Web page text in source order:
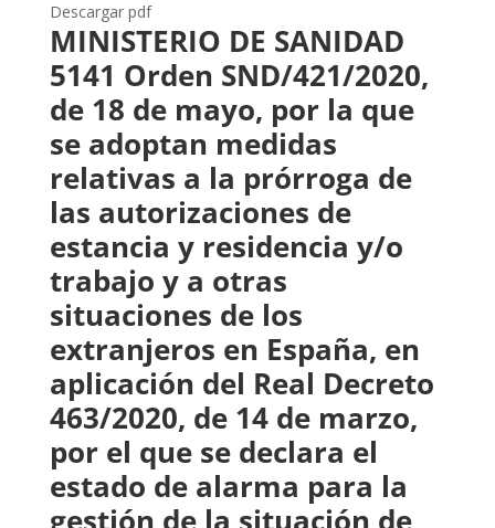
Descargar pdf
MINISTERIO DE SANIDAD
5141 Orden SND/421/2020,
de 18 de mayo, por la que
se adoptan medidas
relativas a la prórroga de
las autorizaciones de
estancia y residencia y/o
trabajo y a otras
situaciones de los
extranjeros en España, en
aplicación del Real Decreto
463/2020, de 14 de marzo,
por el que se declara el
estado de alarma para la